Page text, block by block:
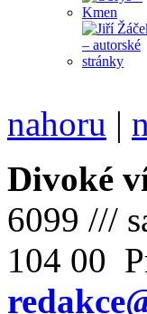
nahoru |
Divoké
6099 ///
104 00